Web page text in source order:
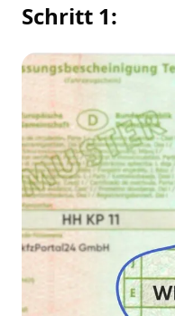
Schritt 1: